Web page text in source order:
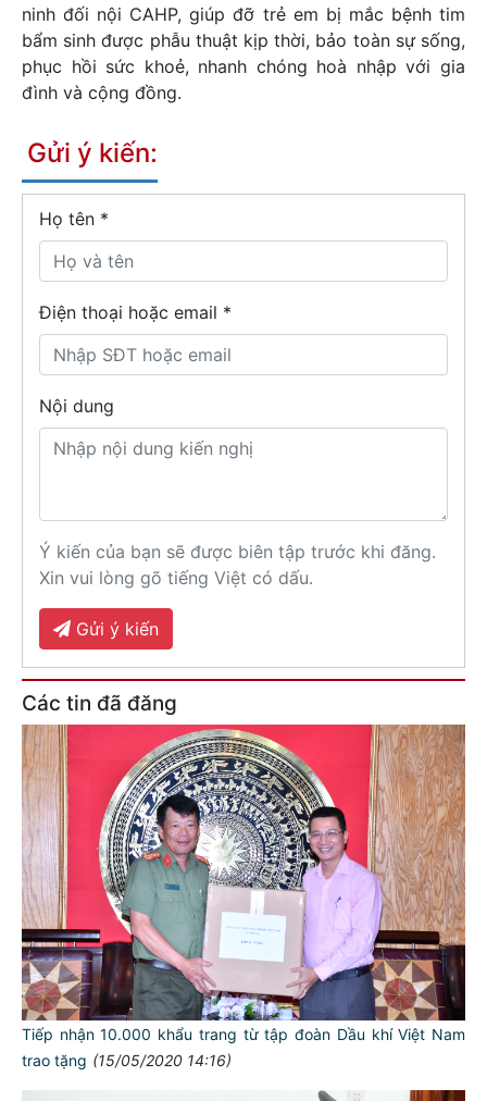
ninh đối nội CAHP, giúp đỡ trẻ em bị mắc bệnh tim
bẩm sinh được phẫu thuật kịp thời, bảo toàn sự sống,
phục hồi sức khoẻ, nhanh chóng hoà nhập với gia
đình và cộng đồng.
Gửi ý kiến:
Họ tên *
Điện thoại hoặc email *
Nội dung
Ý kiến của bạn sẽ được biên tập trước khi đăng.
Xin vui lòng gõ tiếng Việt có dấu.
Gửi ý kiến
Các tin đã đăng
Tiếp nhận 10.000 khẩu trang từ tập đoàn Dầu khí Việt Nam
trao tặng (15/05/2020 14:16)